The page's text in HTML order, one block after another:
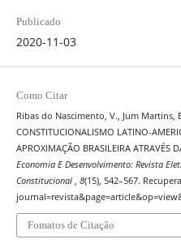
Publicado
2020-11-03
Como Citar
Ribas do Nascimento, V., Jum Martins,
CONSTITUCIONALISMO LATINO-
APROXIMAÇÃO BRASILEIRA ATRAVÉS
Economia E Desenvolvimento: Revista
Constitucional
8(15), 542–567.
Fomatos de Citação